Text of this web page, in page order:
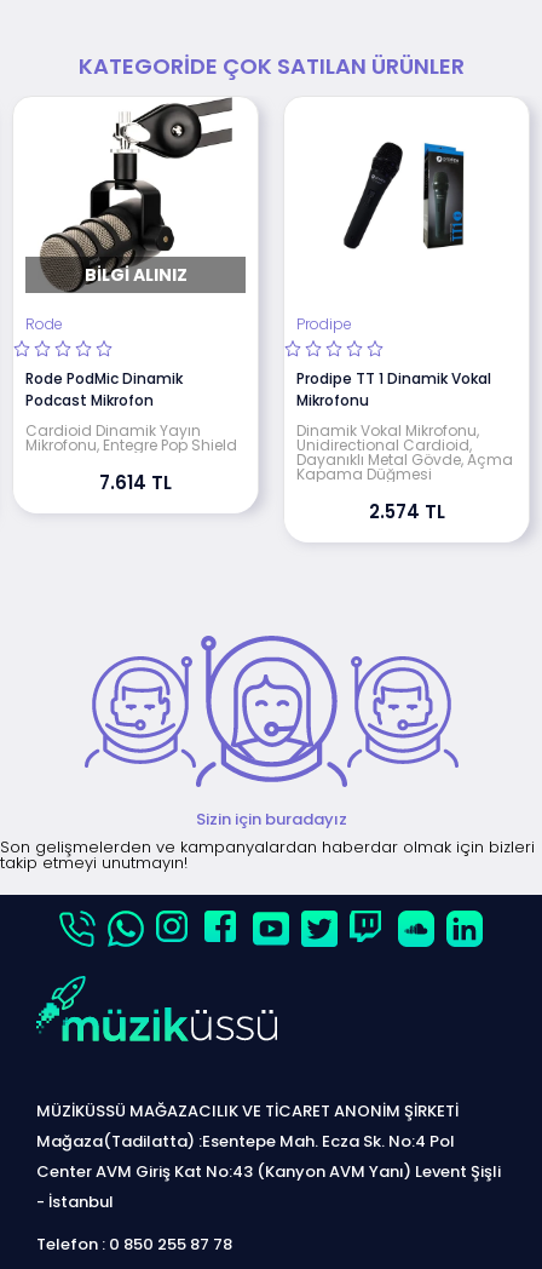
KATEGORIDE ÇOK SATILAN ÜRÜNLER
BILGI ALINIZ
Rode
Rode PodMic Dinamik
Podcast Mikrofon
Cardioid Dinamik Yayın
Mikrofonu, Entegre Pop Shield
7.614 TL
Prodipe
Prodipe TT 1 Dinamik Vokal
Mikrofonu
Dinamik Vokal Mikrofonu,
Unidirectional Cardioid,
Dayanıklı Metal Gövde, Açma
Kapama Düğmesi
2.574 TL
Sizin için buradayız
Son gelişmelerden ve kampanyalardan haberdar olmak için bizleri
takip etmeyi unutmayın!
MÜZİKÜSSÜ MAĞAZACILIK VE TİCARET ANONİM ŞİRKETİ
Mağaza(Tadilatta) :Esentepe Mah. Ecza Sk. No:4 Pol
Center AVM Giriş Kat No:43 (Kanyon AVM Yanı) Levent Şişli
- İstanbul
Telefon : 0 850 255 87 78